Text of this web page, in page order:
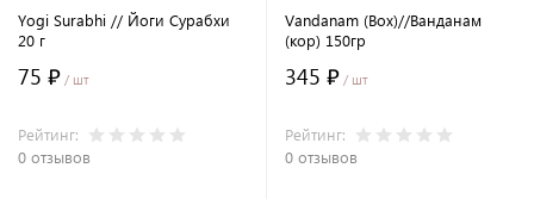
Yogi Surabhi // Йоги Сурабхи
20 г
75 ₽ / шт
Рейтинг:
0 отзывов
Vandanam (Box)//Ванданам
(кор) 150гр
345 ₽ / шт
Рейтинг:
0 отзывов